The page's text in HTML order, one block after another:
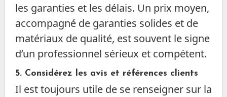
les garanties et les délais. Un prix moyen,
accompagné de garanties solides et de
matériaux de qualité, est souvent le signe
d’un professionnel sérieux et compétent.
5. Considérez les avis et références clients
Il est toujours utile de se renseigner sur la